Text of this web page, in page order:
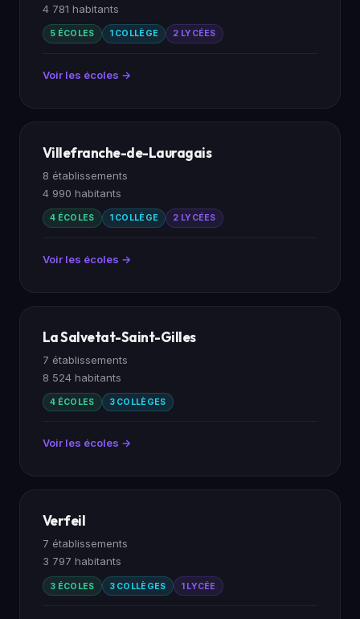
4 781 habitants
5 ÉCOLES 1 COLLÈGE 2 LYCÉES
Voir les écoles →
Villefranche-de-Lauragais
8 établissements
4 990 habitants
4 ÉCOLES 1 COLLÈGE 2 LYCÉES
Voir les écoles →
La Salvetat-Saint-Gilles
7 établissements
8 524 habitants
4 ÉCOLES 3 COLLÈGES
Voir les écoles →
Verfeil
7 établissements
3 797 habitants
3 ÉCOLES 3 COLLÈGES 1 LYCÉE